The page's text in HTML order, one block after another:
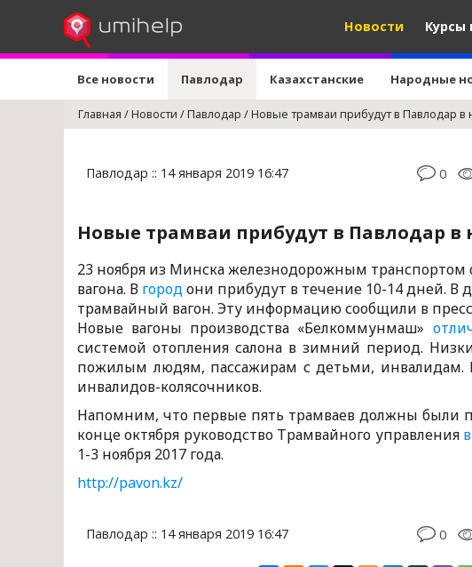
Новости Курсы
Все новости Павлодар Казахстанские Народные
Главная /Новости /Павлодар /Новые трамваи прибудут в Павлодар в
Павлодар :: 14 января 2019 16:47 0
Новые трамваи прибудут в Павлодар в
23 ноября из Минска железнодорожным транспортом
вагона. В городони прибудут в течение 10-14 дней. В
трамвайный вагон. Эту информацию сообщили в
Новые вагоны производства «Белкоммунмаш»
системой отопления салона в зимний период.
пожилым людям, пассажирам с детьми, инвалидам.
инвалидов-колясочников.
Напомним, что первые пять трамваев должны были
конце октября руководство Трамвайного управления
1-3 ноября 2017 года.
http://pavon.kz/
Павлодар :: 14 января 2019 16:47 0